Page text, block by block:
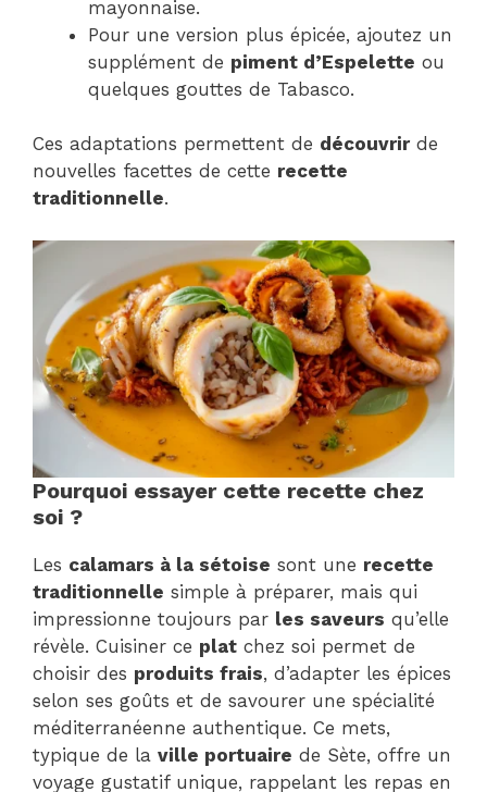
mayonnaise.
Pour une version plus épicée, ajoutez un
supplément de piment d’Espelette ou
quelques gouttes de Tabasco.
Ces adaptations permettent de découvrirde
nouvelles facettes de cette recette
traditionnelle.
Pourquoi essayer cette recette chez
soi ?
Les calamars à la sétoise sont une recette
traditionnelle simple à préparer, mais qui
impressionne toujours par les saveurs qu’elle
révèle. Cuisiner ce plat chez soi permet de
choisir des produits frais, d’adapter les épices
selon ses goûts et de savourer une spécialité
méditerranéenne authentique. Ce mets,
typique de la ville portuaire de Sète, offre un
voyage gustatif unique, rappelant les repas en